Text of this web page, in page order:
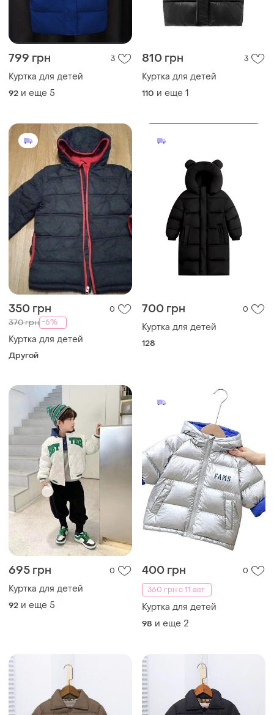
799 грн 3
Куртка для детей
92 и еще 5
810 грн 3
Куртка для детей
110 и еще 1
350 грн 0
370 грн -6%
Куртка для детей
Другой
700 грн 0
Куртка для детей
128
695 грн 0
Куртка для детей
92 и еще 5
400 грн
0
360 грн с 11 авг.
Куртка для детей
98 и еще 2